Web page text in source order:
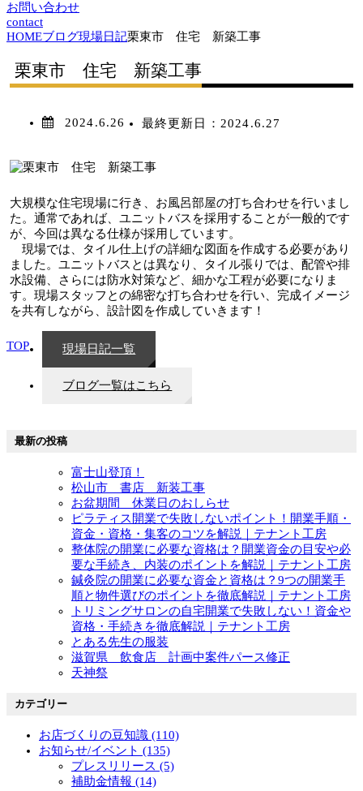
TOP
お問い合わせ
contact
HOMEブログ現場日記栗東市 住宅 新築工事
栗東市 住宅 新築工事
2024.6.26 最終更新日： 2024.6.27
大規模な住宅現場に行き、お風呂部屋の打ち合わせを行いまし
た。通常であれば、ユニットバスを採用することが一般的です
が、今回は異なる仕様が採用しています。
現場では、タイル仕上げの詳細な図面を作成する必要があり
ました。ユニットバスとは異なり、タイル張りでは、配管や排
水設備、さらには防水対策など、細かな工程が必要になりま
す。現場スタッフとの綿密な打ち合わせを行い、完成イメージ
を共有しながら、設計図を作成していきます！
現場日記一覧
ブログ一覧はこちら
最新の投稿
富士山登頂！
松山市 書店 新装工事
お盆期間 休業日のおしらせ
ピラティス開業で失敗しないポイント！開業手順・
資金・資格・集客のコツを解説｜テナント工房
整体院の開業に必要な資格は？開業資金の目安や必
要な手続き、内装のポイントを解説｜テナント工房
鍼灸院の開業に必要な資金と資格は？9つの開業手
順と物件選びのポイントを徹底解説｜テナント工房
トリミングサロンの自宅開業で失敗しない！資金や
資格・手続きを徹底解説｜テナント工房
とある先生の服装
滋賀県 飲食店 計画中案件パース修正
天神祭
カテゴリー
お店づくりの豆知識 (110)
お知らせ/イベント (135)
プレスリリース (5)
補助金情報 (14)